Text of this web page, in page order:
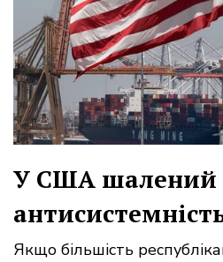
У США шалений
Якщо більшість